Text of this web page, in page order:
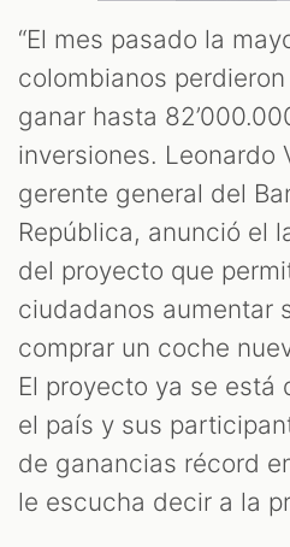
“El mes pasado la
colombianos
ganar hasta
inversiones. Leonardo
gerente general del
República, anunció el
del proyecto que
ciudadanos aumentar
comprar un coche
El proyecto ya se
el país y sus
de ganancias récord
le escucha decir a la